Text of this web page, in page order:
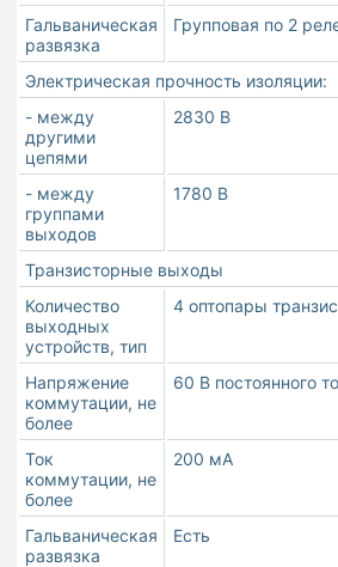
Гальваническая
развязка
Групповая по 2
Электрическая прочность изоляции:
- между
другими
цепями
2830 В
- между
группами
выходов
1780 В
Транзисторные выходы
Количество
выходных
устройств, тип
4 оптопары
Напряжение
коммутации, не
более
60 В постоянного
Ток
коммутации, не
более
200 мА
Гальваническая
развязка
Есть